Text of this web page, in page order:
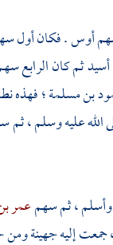
أوس. فكان أول
أسيدثم كان الرابع
بن مسلمة؛ فهذه
عليه وسلم ، ثم
وأسلم، ثم سهمعمر
، جمعت إليهجهينة